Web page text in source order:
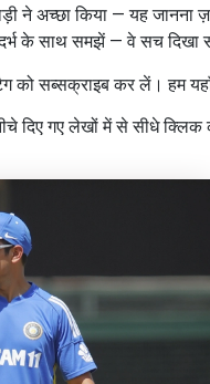
ने अच्छा किया — यह जानना
के साथ समझें — वे सच दिखा
सब्सक्राइब कर लें। हम
दिए गए लेखों में से सीधे